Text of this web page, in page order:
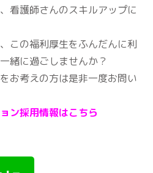
看護師さんのスキルアップに
この福利厚生をふんだんに利
緒に過ごしませんか？
お考えの方は是非一度お問い
ン採用情報はこちら